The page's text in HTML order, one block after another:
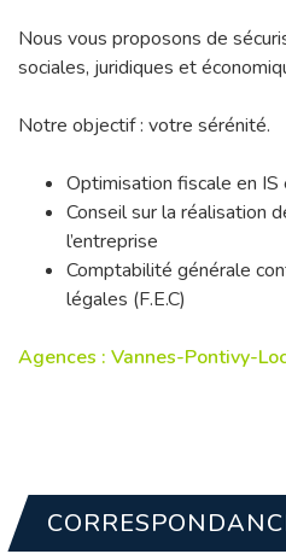
Nous vous proposons de
sociales, juridiques et
Notre objectif : votre sérénité.
Optimisation fiscale en IS
Conseil sur la réalisation
l’entreprise
Comptabilité générale
légales (F.E.C)
Agences : Vannes-Pontivy-